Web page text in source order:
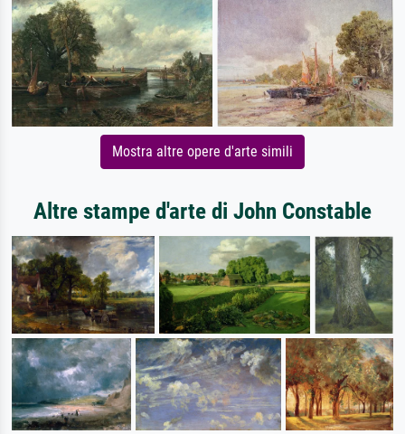
Mostra altre opere d'arte simili
Altre stampe d'arte di John Constable